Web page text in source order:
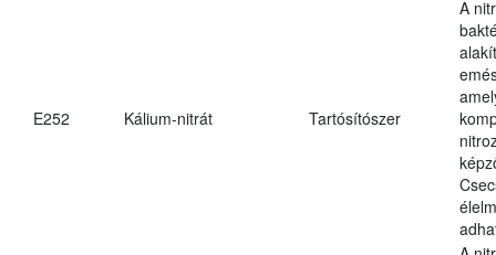
E252 Kálium-nitrát Tartósítószer
A